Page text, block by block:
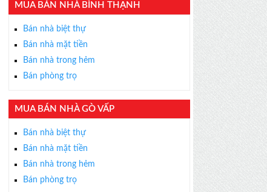
MUA BÁN NHÀ BÌNH THẠNH
Bán nhà biệt thự
Bán nhà mặt tiền
Bán nhà trong hẻm
Bán phòng trọ
MUA BÁN NHÀ GÒ VẤP
Bán nhà biệt thự
Bán nhà mặt tiền
Bán nhà trong hẻm
Bán phòng trọ